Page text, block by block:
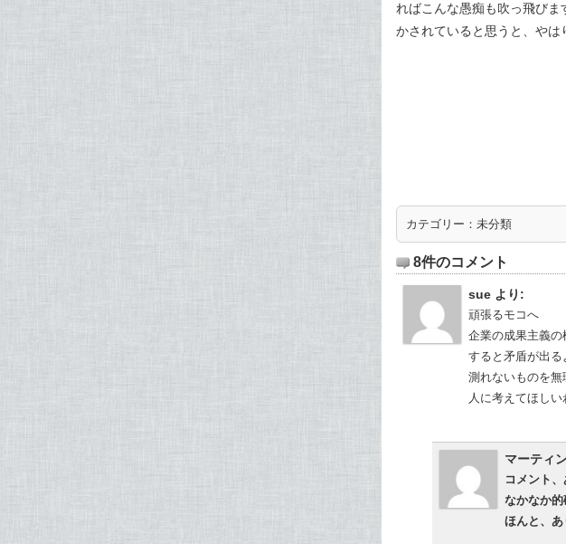
ればこんな愚痴も吹っ飛び
かされていると思うと、やは
カテゴリー： 未分類
8件のコメント
sue より:
頑張るモコへ
企業の成果主義の
すると矛盾が出る
測れないものを
人に考えてほしい
マーティ
コメント
なかなか
ほんと、あ